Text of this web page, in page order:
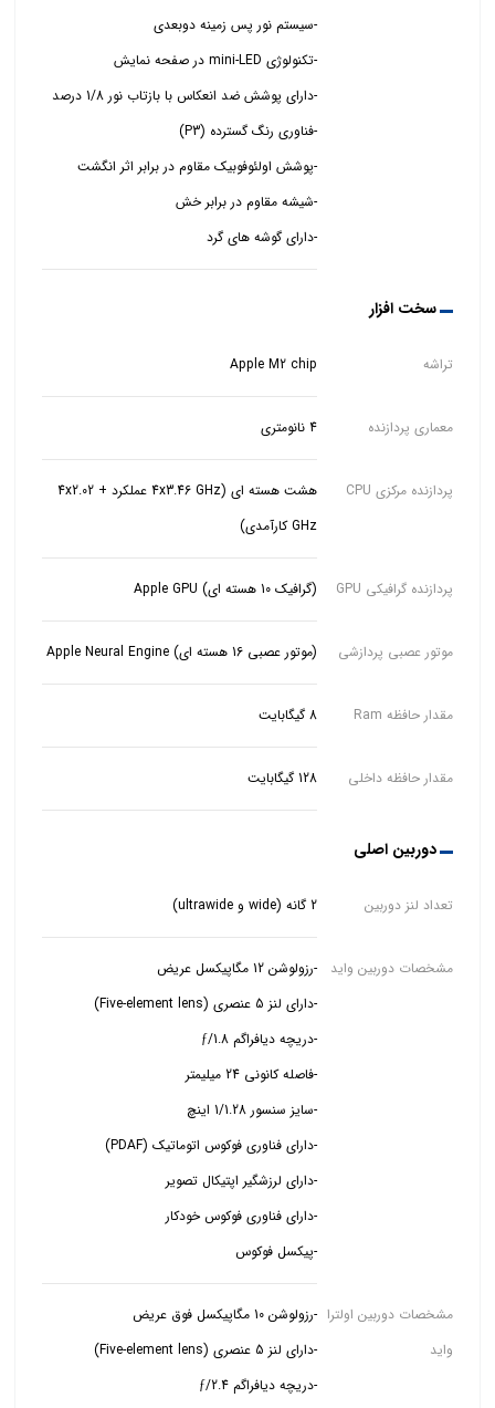
-سیستم نور پس‌ زمینه دوبعدی
-تکنولوژی mini-LED در صفحه نمایش
-فناوری رنگ گسترده (P3)
-پوشش اولئوفوبیک مقاوم در برابر اثر انگشت
-شیشه مقاوم در برابر خش
-دارای گوشه های گرد
سخت افزار
تراشه Apple M2 chip
معماری پردازنده 4 نانومتری
پردازنده مرکزی CPU
هشت هسته ای (4x3.46 GHz عملکرد + 4x2.02
GHz کارآمدی)
پردازنده گرافیکی GPU (گرافیک 10 هسته ای) Apple GPU
موتور عصبی پردازشی (موتور عصبی 16 هسته ای) Apple Neural Engine
مقدار حافظه Ram 8 گیگابایت
مقدار حافظه داخلی 128 گیگابایت
دوربین اصلی
تعداد لنز دوربین 2 گانه (wide و ultrawide)
مشخصات دوربین واید
-رزولوشن 12 مگاپیکسل عریض
-دارای لنز 5 عنصری (Five‑element lens)
-فاصله کانونی 24 میلیمتر
-دارای فناوری فوکوس اتوماتیک (PDAF)
-دارای لرزشگیر اپتیکال تصویر
-دارای فناوری فوکوس خودکار
-پیکسل فوکوس
مشخصات دوربین اولترا
واید
-رزولوشن 10 مگاپیکسل فوق عریض
-دارای لنز 5 عنصری (Five‑element lens)